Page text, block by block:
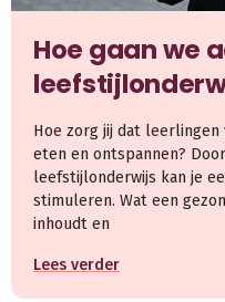
Hoe gaan we
Hoe zorg jij dat leerlingen
eten en ontspannen?
leefstijlonderwijs kan je
stimuleren. Wat een
inhoudt en
Lees verder